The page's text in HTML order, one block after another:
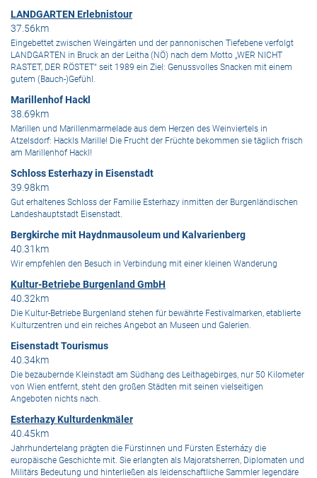
LANDGARTEN Erlebnistour
37.56km
Eingebettet zwischen Weingärten und der pannonischen Tiefebene verfolgt
LANDGARTEN in Bruck an der Leitha (NÖ) nach dem Motto „WER NICHT
RASTET, DER RÖSTET“ seit 1989 ein Ziel: Genussvolles Snacken mit einem
gutem (Bauch-)Gefühl.
Marillenhof Hackl
38.69km
Marillen und Marillenmarmelade aus dem Herzen des Weinviertels in
Atzelsdorf: Hackls Marille! Die Frucht der Früchte bekommen sie täglich frisch
am Marillenhof Hackl!
Schloss Esterhazy in Eisenstadt
39.98km
Gut erhaltenes Schloss der Familie Esterhazy inmitten der Burgenländischen
Landeshauptstadt Eisenstadt.
Bergkirche mit Haydnmausoleum und Kalvarienberg
40.31km
Wir empfehlen den Besuch in Verbindung mit einer kleinen Wanderung
Kultur-Betriebe Burgenland GmbH
40.32km
Die Kultur-Betriebe Burgenland stehen für bewährte Festivalmarken, etablierte
Kulturzentren und ein reiches Angebot an Museen und Galerien.
Eisenstadt Tourismus
40.34km
Die bezaubernde Kleinstadt am Südhang des Leithagebirges, nur 50 Kilometer
von Wien entfernt, steht den großen Städten mit seinen vielseitigen
Angeboten nichts nach.
Esterhazy Kulturdenkmäler
40.45km
Jahrhundertelang prägten die Fürstinnen und Fürsten Esterházy die
europäische Geschichte mit. Sie erlangten als Majoratsherren, Diplomaten und
Militärs Bedeutung und hinterließen als leidenschaftliche Sammler legendäre